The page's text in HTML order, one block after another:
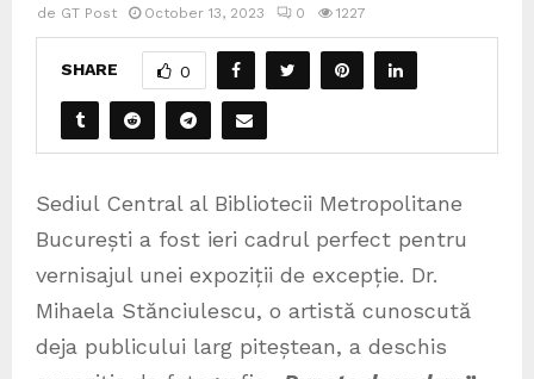
de GT Post October 13, 2023 0 1227
SHARE 0
Sediul Central al Bibliotecii Metropolitane
București a fost ieri cadrul perfect pentru
vernisajul unei expoziții de excepție. Dr.
Mihaela Stănciulescu, o artistă cunoscută
deja publicului larg piteștean, a deschis